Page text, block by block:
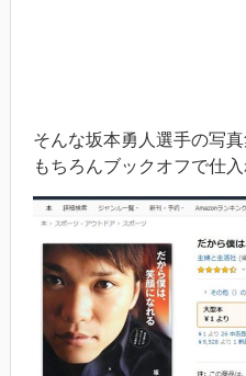
そんな坂本勇人選手の写真
もちろんブックオフで仕